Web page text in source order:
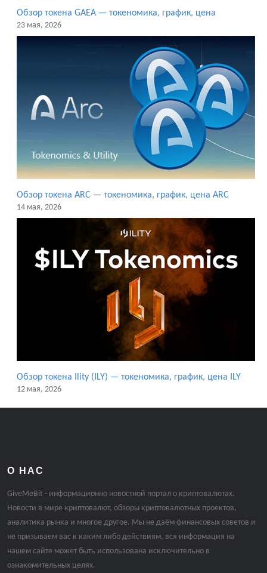
Обзор токена GAEA — токеномика, график, цена
23 мая, 2026
Обзор токена ARC — токеномика, график, цена ARC
14 мая, 2026
Обзор токена Ility (ILY) — токеномика, график, цена ILY
12 мая, 2026
О НАС
GiveMeBit - информационно новостной портал о криптовалютах.
Новости в мире криптовалют, обзоры криптовалютных проектов,
аналитика рынка и многое другое. Мы не даём финансовых советов и
не призываем вас к каким либо действиям, вся информация на
нашем сайте может быть использована исключительно в
ознакомительных целях.